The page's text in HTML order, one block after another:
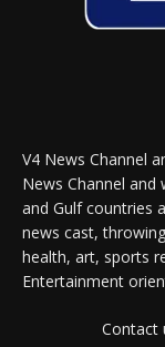
V4 News Channel
News Channel
and Gulf countries
news cast,
health, art, sports
Entertainment
Contact